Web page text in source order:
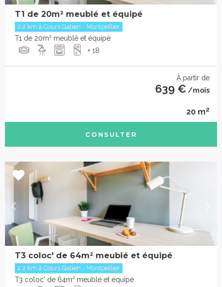
T1 de 20m² meublé et équipé
2.2 km à Cours Galien - Montpellier
T1 de 20m² meublé et équipé
+ 18
À partir de
639 € /mois
20 m2
CONSULTER
T3 coloc' de 64m² meublé et équipé
2.2 km à Cours Galien - Montpellier
T3 coloc' de 64m² meublé et équipé